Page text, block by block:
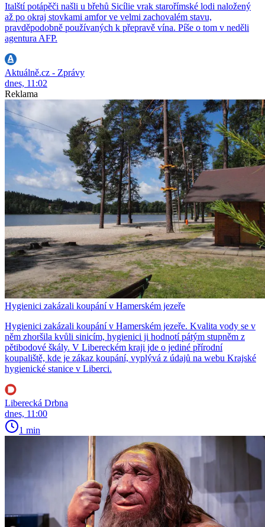
Italští potápěči našli u břehů Sicílie vrak starořímské lodi naložený
až po okraj stovkami amfor ve velmi zachovalém stavu,
pravděpodobně používaných k přepravě vína. Píše o tom v neděli
agentura AFP.
Aktuálně.cz - Zprávy
dnes, 11:02
Reklama
Hygienici zakázali koupání v Hamerském jezeře
Hygienici zakázali koupání v Hamerském jezeře. Kvalita vody se v
něm zhoršila kvůli sinicím, hygienici ji hodnotí pátým stupněm z
pětibodové škály. V Libereckém kraji jde o jediné přírodní
koupaliště, kde je zákaz koupání, vyplývá z údajů na webu Krajské
hygienické stanice v Liberci.
Liberecká Drbna
dnes, 11:00
1 min